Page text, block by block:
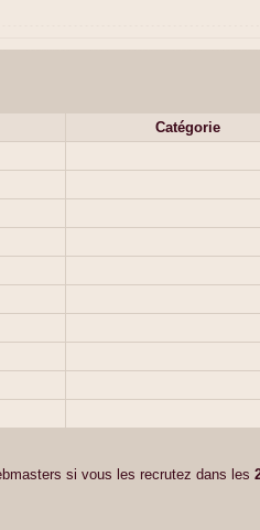
Catégorie
si vous les recrutez dans les